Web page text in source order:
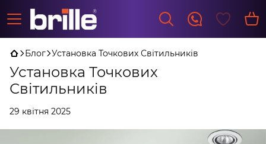
Блог Установка Точкових Світильників
Установка Точкових
Світильників
29 квітня 2025